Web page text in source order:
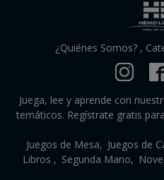
¿Quiénes Somos?,
Juega, lee y aprende con
temáticos. Regístrate gratis
Juegos de Mesa Juegos de
Libros
Segunda Mano